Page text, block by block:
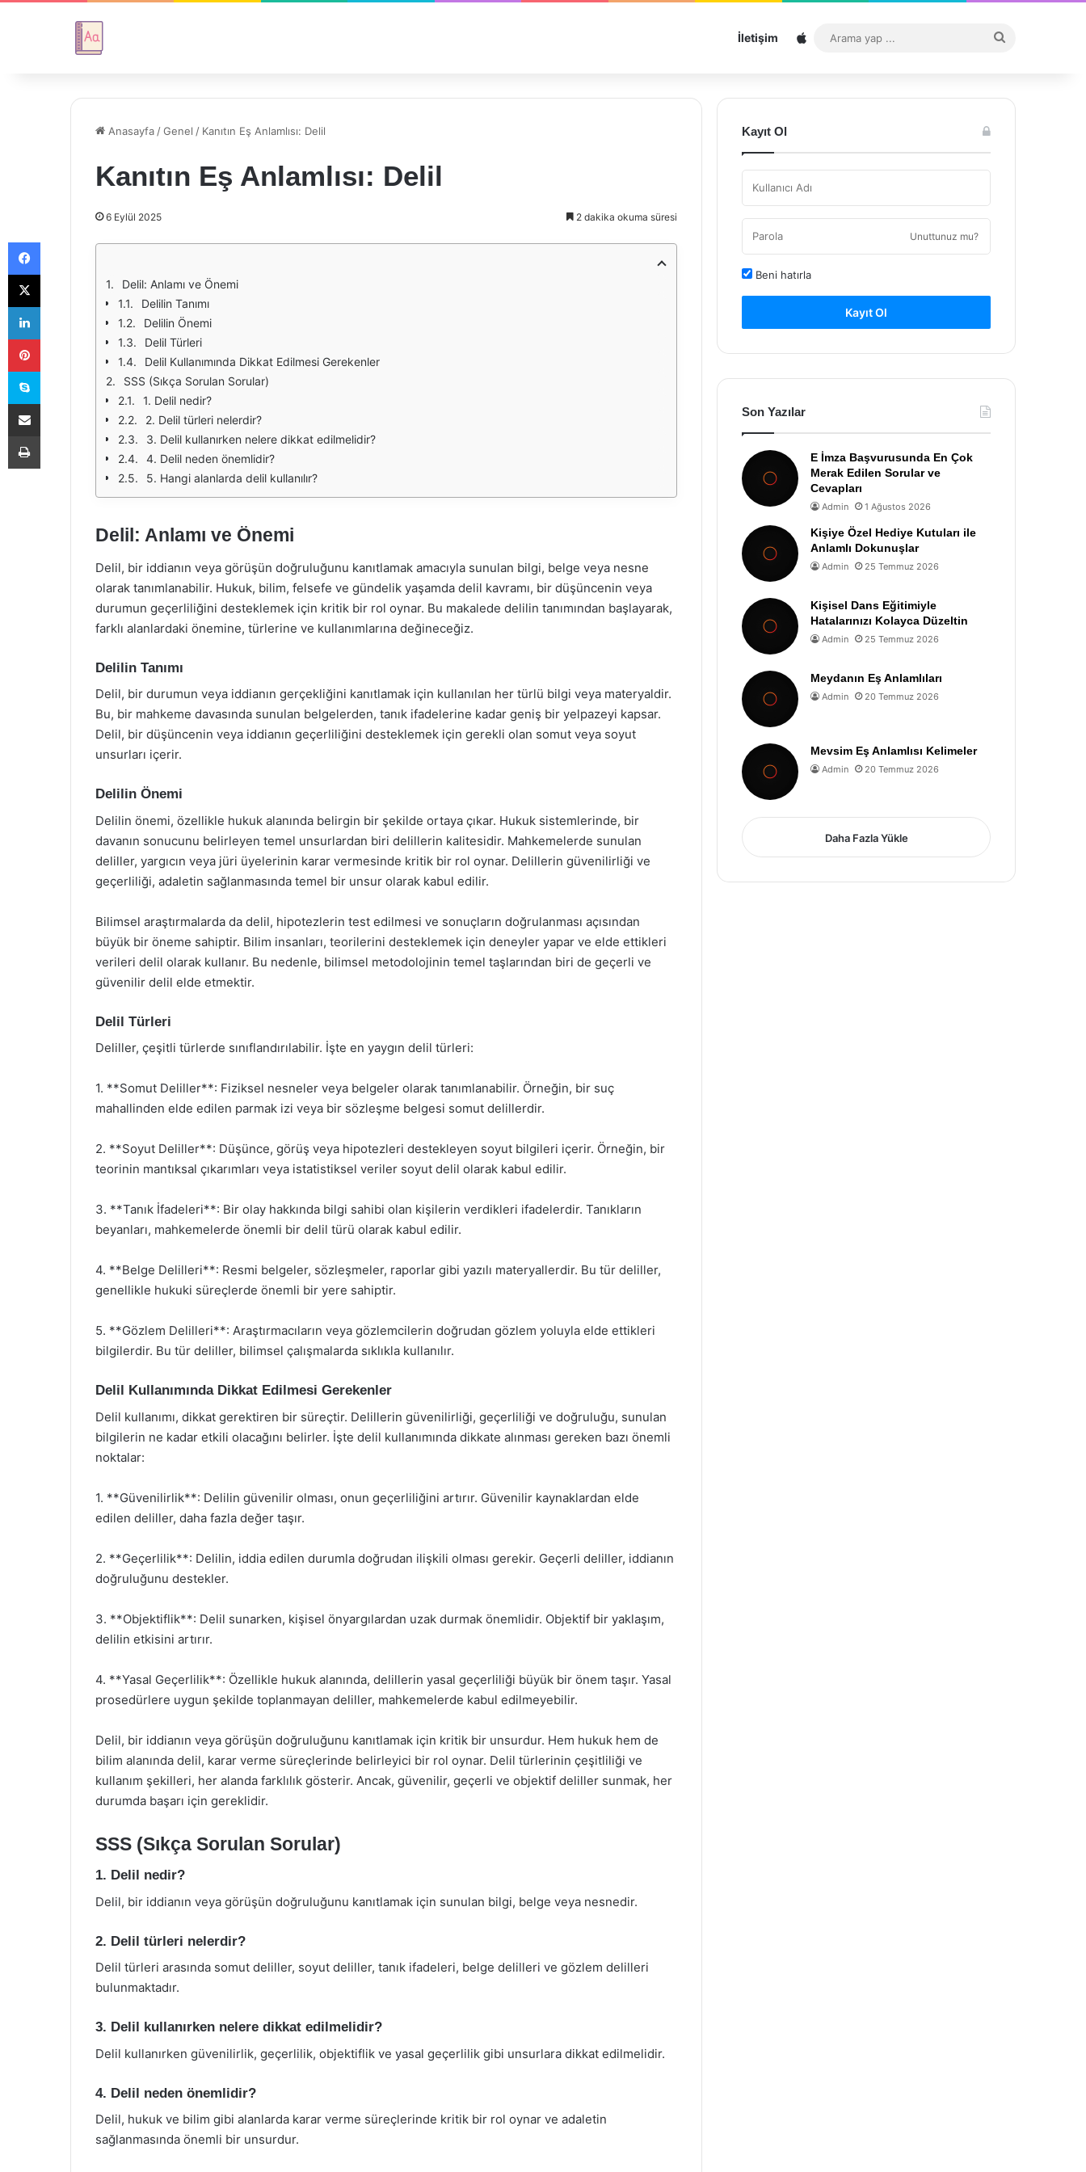
İletişim Sitemap
...
Anasayfa /Genel / Kanıtın Eş Anlamlısı: Delil
Kanıtın Eş Anlamlısı: Delil
6 Eylül 2025 2 dakika okuma süresi
Delil: Anlamı ve Önemi
Delilin Tanımı
Delilin Önemi
Delil Türleri
Delil Kullanımında Dikkat Edilmesi Gerekenler
SSS (Sıkça Sorulan Sorular)
1. Delil nedir?
2. Delil türleri nelerdir?
3. Delil kullanırken nelere dikkat edilmelidir?
4. Delil neden önemlidir?
5. Hangi alanlarda delil kullanılır?
Delil: Anlamı ve Önemi
Delil, bir iddianın veya görüşün doğruluğunu kanıtlamak amacıyla sunulan bilgi, belge veya nesne
olarak tanımlanabilir. Hukuk, bilim, felsefe ve gündelik yaşamda delil kavramı, bir düşüncenin veya
durumun geçerliliğini desteklemek için kritik bir rol oynar. Bu makalede delilin tanımından başlayarak,
farklı alanlardaki önemine, türlerine ve kullanımlarına değineceğiz.
Delilin Tanımı
Delil, bir durumun veya iddianın gerçekliğini kanıtlamak için kullanılan her türlü bilgi veya materyaldir.
Bu, bir mahkeme davasında sunulan belgelerden, tanık ifadelerine kadar geniş bir yelpazeyi kapsar.
Delil, bir düşüncenin veya iddianın geçerliliğini desteklemek için gerekli olan somut veya soyut
unsurları içerir.
Delilin Önemi
Delilin önemi, özellikle hukuk alanında belirgin bir şekilde ortaya çıkar. Hukuk sistemlerinde, bir
davanın sonucunu belirleyen temel unsurlardan biri delillerin kalitesidir. Mahkemelerde sunulan
deliller, yargıcın veya jüri üyelerinin karar vermesinde kritik bir rol oynar. Delillerin güvenilirliği ve
geçerliliği, adaletin sağlanmasında temel bir unsur olarak kabul edilir.
Bilimsel araştırmalarda da delil, hipotezlerin test edilmesi ve sonuçların doğrulanması açısından
büyük bir öneme sahiptir. Bilim insanları, teorilerini desteklemek için deneyler yapar ve elde ettikleri
verileri delil olarak kullanır. Bu nedenle, bilimsel metodolojinin temel taşlarından biri de geçerli ve
güvenilir delil elde etmektir.
Delil Türleri
Deliller, çeşitli türlerde sınıflandırılabilir. İşte en yaygın delil türleri:
1. **Somut Deliller**: Fiziksel nesneler veya belgeler olarak tanımlanabilir. Örneğin, bir suç
mahallinden elde edilen parmak izi veya bir sözleşme belgesi somut delillerdir.
2. **Soyut Deliller**: Düşünce, görüş veya hipotezleri destekleyen soyut bilgileri içerir. Örneğin, bir
teorinin mantıksal çıkarımları veya istatistiksel veriler soyut delil olarak kabul edilir.
3. **Tanık İfadeleri**: Bir olay hakkında bilgi sahibi olan kişilerin verdikleri ifadelerdir. Tanıkların
beyanları, mahkemelerde önemli bir delil türü olarak kabul edilir.
4. **Belge Delilleri**: Resmi belgeler, sözleşmeler, raporlar gibi yazılı materyallerdir. Bu tür deliller,
genellikle hukuki süreçlerde önemli bir yere sahiptir.
5. **Gözlem Delilleri**: Araştırmacıların veya gözlemcilerin doğrudan gözlem yoluyla elde ettikleri
bilgilerdir. Bu tür deliller, bilimsel çalışmalarda sıklıkla kullanılır.
Delil Kullanımında Dikkat Edilmesi Gerekenler
Delil kullanımı, dikkat gerektiren bir süreçtir. Delillerin güvenilirliği, geçerliliği ve doğruluğu, sunulan
bilgilerin ne kadar etkili olacağını belirler. İşte delil kullanımında dikkate alınması gereken bazı önemli
noktalar:
1. **Güvenilirlik**: Delilin güvenilir olması, onun geçerliliğini artırır. Güvenilir kaynaklardan elde
edilen deliller, daha fazla değer taşır.
2. **Geçerlilik**: Delilin, iddia edilen durumla doğrudan ilişkili olması gerekir. Geçerli deliller, iddianın
doğruluğunu destekler.
3. **Objektiflik**: Delil sunarken, kişisel önyargılardan uzak durmak önemlidir. Objektif bir yaklaşım,
delilin etkisini artırır.
4. **Yasal Geçerlilik**: Özellikle hukuk alanında, delillerin yasal geçerliliği büyük bir önem taşır. Yasal
prosedürlere uygun şekilde toplanmayan deliller, mahkemelerde kabul edilmeyebilir.
Delil, bir iddianın veya görüşün doğruluğunu kanıtlamak için kritik bir unsurdur. Hem hukuk hem de
bilim alanında delil, karar verme süreçlerinde belirleyici bir rol oynar. Delil türlerinin çeşitliliği ve
kullanım şekilleri, her alanda farklılık gösterir. Ancak, güvenilir, geçerli ve objektif deliller sunmak, her
durumda başarı için gereklidir.
SSS (Sıkça Sorulan Sorular)
1. Delil nedir?
Delil, bir iddianın veya görüşün doğruluğunu kanıtlamak için sunulan bilgi, belge veya nesnedir.
2. Delil türleri nelerdir?
Delil türleri arasında somut deliller, soyut deliller, tanık ifadeleri, belge delilleri ve gözlem delilleri
bulunmaktadır.
3. Delil kullanırken nelere dikkat edilmelidir?
Delil kullanırken güvenilirlik, geçerlilik, objektiflik ve yasal geçerlilik gibi unsurlara dikkat edilmelidir.
4. Delil neden önemlidir?
Delil, hukuk ve bilim gibi alanlarda karar verme süreçlerinde kritik bir rol oynar ve adaletin
sağlanmasında önemli bir unsurdur.
Kayıt Ol
Unuttunuz mu?
Beni hatırla
Kayıt Ol
Son Yazılar
E İmza Başvurusunda En Çok
Merak Edilen Sorular ve
Cevapları
Admin 1 Ağustos 2026
Kişiye Özel Hediye Kutuları ile
Anlamlı Dokunuşlar
Admin 25 Temmuz 2026
Kişisel Dans Eğitimiyle
Hatalarınızı Kolayca Düzeltin
Admin 25 Temmuz 2026
Meydanın Eş Anlamlıları
Admin 20 Temmuz 2026
Mevsim Eş Anlamlısı Kelimeler
Admin 20 Temmuz 2026
Daha Fazla Yükle
Facebook
X
LinkedIn
Pinterest
Skype
E-Posta ile paylaş